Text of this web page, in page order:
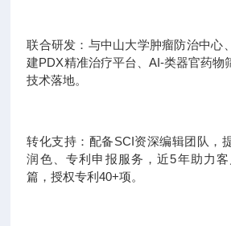
联合研发：与中山大学肿瘤防治中心
建PDX精准治疗平台、AI-类器官药物
技术落地。
转化支持：配备SCI资深编辑团队，
润色、专利申报服务，近5年助力
篇，授权专利40+项。